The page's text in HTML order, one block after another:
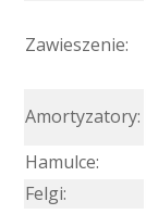
Zawieszenie:
Amortyzatory:
Hamulce:
Felgi: